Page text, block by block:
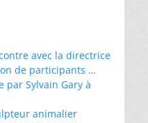
avec la directrice
de participants …
par Sylvain Gary à
animalier